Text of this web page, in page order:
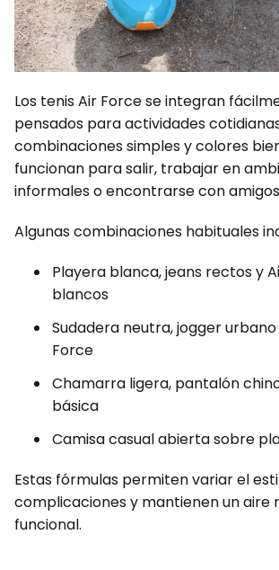
Los tenis Air Force se integran
pensados para actividades
combinaciones simples y colores
funcionan para salir, trabajar en
informales o encontrarse con
Algunas combinaciones habituales
Playera blanca, jeans rectos y
blancos
Sudadera neutra, jogger
Force
Chamarra ligera, pantalón
básica
Camisa casual abierta sobre
Estas fórmulas permiten variar el
complicaciones y mantienen un aire
funcional.